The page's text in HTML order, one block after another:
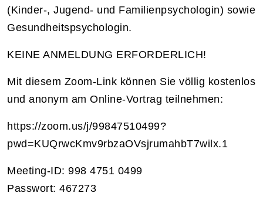
(Kinder-, Jugend- und Familienpsychologin) sowie
Gesundheitspsychologin.
KEINE ANMELDUNG ERFORDERLICH!
Mit diesem Zoom-Link können Sie völlig kostenlos
und anonym am Online-Vortrag teilnehmen:
https://zoom.us/j/99847510499?
pwd=KUQrwcKmv9rbzaOVsjrumahbT7wilx.1
Meeting-ID: 998 4751 0499
Passwort: 467273